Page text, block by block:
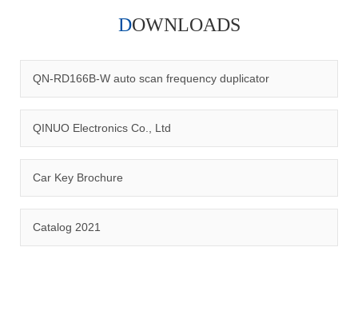
management system.
DOWNLOADS
QN-RD166B-W auto scan frequency duplicator
QINUO Electronics Co., Ltd
Car Key Brochure
Catalog 2021